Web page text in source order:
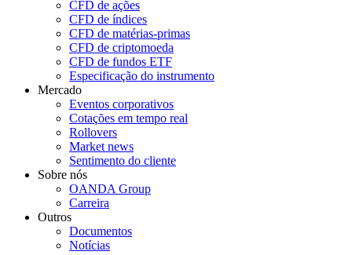
CFD de ações
CFD de índices
CFD de matérias-primas
CFD de criptomoeda
CFD de fundos ETF
Especificação do instrumento
Mercado
Eventos corporativos
Cotações em tempo real
Rollovers
Market news
Sentimento do cliente
Sobre nós
OANDA Group
Carreira
Outros
Documentos
Notícias